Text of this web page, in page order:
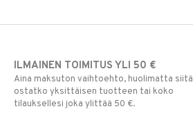
ILMAINEN TOIMITUS YLI 50 €
Aina maksuton vaihtoehto, huolimatta siitä
ostatko yksittäisen tuotteen tai koko
tilauksellesi joka ylittää 50 €.